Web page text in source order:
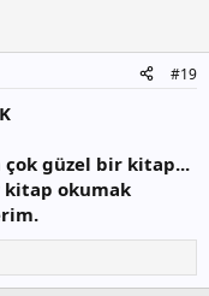
#19
çok güzel bir kitap...
kitap okumak